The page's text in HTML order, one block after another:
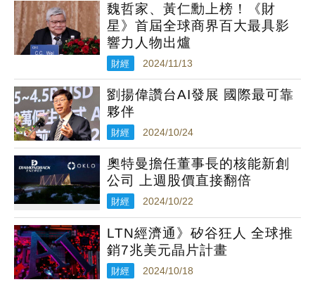
魏哲家、黃仁勳上榜！《財
星》首屆全球商界百大最具影
響力人物出爐
財經 2024/11/13
劉揚偉讚台AI發展 國際最可靠
夥伴
財經 2024/10/24
奧特曼擔任董事長的核能新創
公司 上週股價直接翻倍
財經 2024/10/22
LTN經濟通》矽谷狂人 全球推
銷7兆美元晶片計畫
財經 2024/10/18